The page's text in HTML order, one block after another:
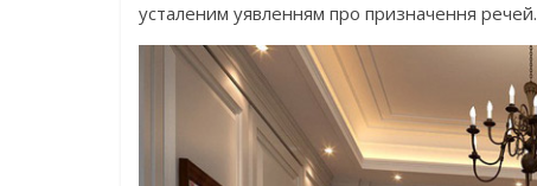
усталеним уявленням про призначення речей.